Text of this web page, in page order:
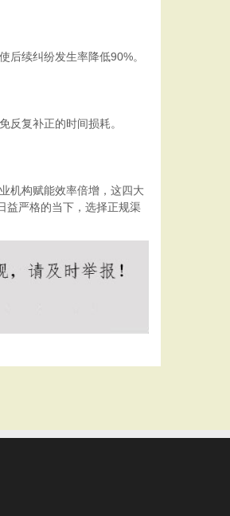
续纠纷发生率降低90%。
反复补正的时间损耗。
机构赋能效率倍增，这四大
益严格的当下，选择正规渠